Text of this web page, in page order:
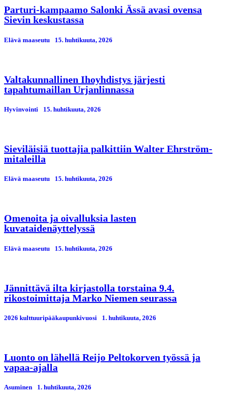
Parturi-kampaamo Salonki Ässä avasi ovensa
Sievin keskustassa
Elävä maaseutu 15. huhtikuuta, 2026
Valtakunnallinen Ihoyhdistys järjesti
tapahtumaillan Urjanlinnassa
Hyvinvointi 15. huhtikuuta, 2026
Sieviläisiä tuottajia palkittiin Walter Ehrström-
mitaleilla
Elävä maaseutu 15. huhtikuuta, 2026
Omenoita ja oivalluksia lasten
kuvataidenäyttelyssä
Elävä maaseutu 15. huhtikuuta, 2026
Jännittävä ilta kirjastolla torstaina 9.4.
rikostoimittaja Marko Niemen seurassa
2026 kulttuuripääkaupunkivuosi 1. huhtikuuta, 2026
Luonto on lähellä Reijo Peltokorven työssä ja
vapaa-ajalla
Asuminen 1. huhtikuuta, 2026